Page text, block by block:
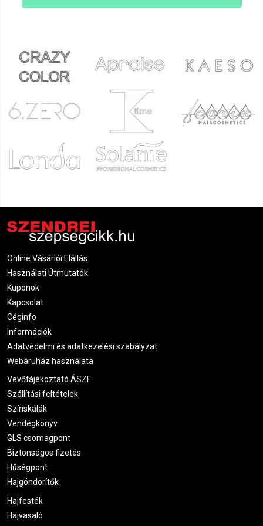
Online Vásárlói Elállás
Használati Útmutatók
Kuponok
Kapcsolat
Céginfo
Információk
Adatvédelmi és adatkezelési szabályzat
Webáruház használata
Vevőtájékoztató ÁSZF
Szállítási feltételek
Színskálák
Vendégkönyv
GLS csomagpont
Biztonságos fizetés
Hűségpont
Hajgöndörítők
Hajfesték
Hajvasaló